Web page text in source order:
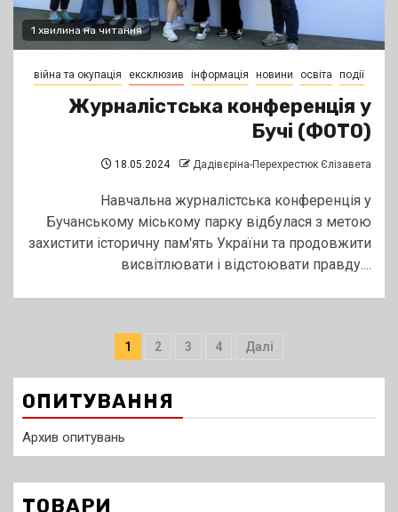
1 хвилина на читання
війна та окупація ексклюзив інформація новини освіта події
Журналістська конференція у
Бучі (ФОТО)
18.05.2024 Дадівєріна-Перехрестюк Єлізавета
Навчальна журналістська конференція у
Бучанському міському парку відбулася з метою
захистити історичну пам'ять України та продовжити
висвітлювати і відстоювати правду....
Пагінація
записів
1 2 3 4 Далі
ОПИТУВАННЯ
Архив опитувань
ТОВАРИ